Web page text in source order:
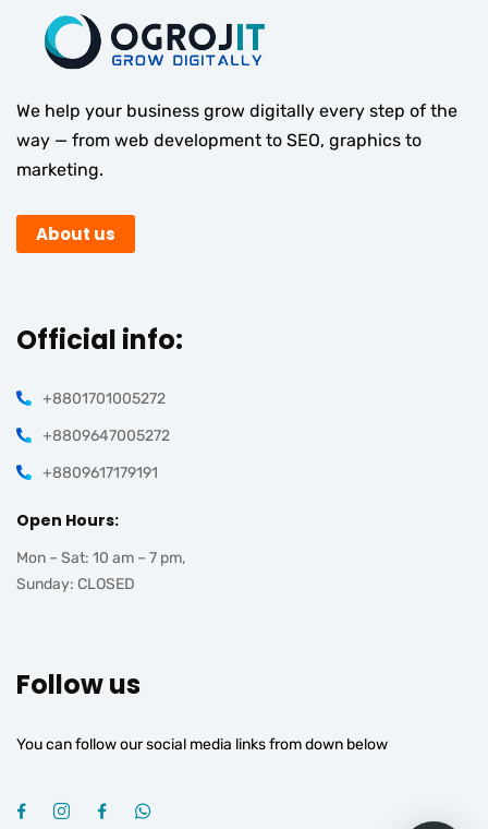
We help your business grow digitally every step of the
way — from web development to SEO, graphics to
marketing.
About us
Official info:
+8801701005272
+8809647005272
+8809617179191
Open Hours:
Mon – Sat: 10 am – 7 pm,
Sunday: CLOSED
Follow us
You can follow our social media links from down below